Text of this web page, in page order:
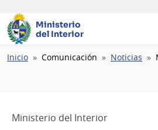
Ministerio
del Interior
Ruta
Inicio Comunicación Noticias
Ministerio del Interior